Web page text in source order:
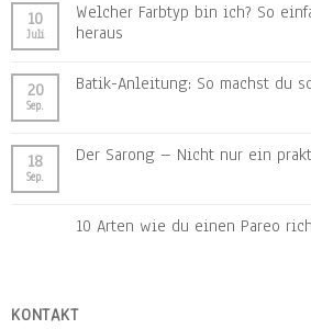
10
Juli
Welcher Farbtyp bin ich? So
heraus
20
Sep.
Batik-Anleitung: So machst du
18
Sep.
Der Sarong – Nicht nur ein
10 Arten wie du einen Pareo
KONTAKT